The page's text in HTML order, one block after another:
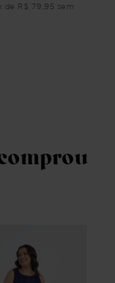
de R$ 79,95 sem